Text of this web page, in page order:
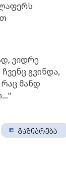
ვიდრე
გვინდა,
მანდ
გაზიარება